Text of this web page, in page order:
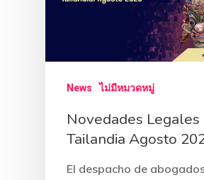
News ไม่มีหมวดหมู่
Novedades Legales
Tailandia Agosto
El despacho de